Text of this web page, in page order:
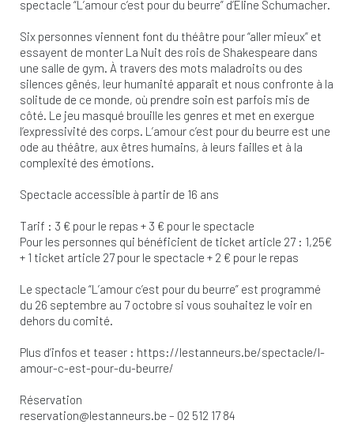
spectacle “L’amour c’est pour du beurre” d’Eline Schumacher.
Six personnes viennent font du théâtre pour “aller mieux” et
essayent de monter La Nuit des rois de Shakespeare dans
une salle de gym. À travers des mots maladroits ou des
silences gênés, leur humanité apparaît et nous confronte à la
solitude de ce monde, où prendre soin est parfois mis de
côté. Le jeu masqué brouille les genres et met en exergue
l’expressivité des corps. L’amour c’est pour du beurre est une
ode au théâtre, aux êtres humains, à leurs failles et à la
complexité des émotions.
Spectacle accessible à partir de 16 ans
Tarif : 3 € pour le repas + 3 € pour le spectacle
Pour les personnes qui bénéficient de ticket article 27 : 1,25€
+ 1 ticket article 27 pour le spectacle + 2 € pour le repas
Le spectacle “L’amour c’est pour du beurre” est programmé
du 26 septembre au 7 octobre si vous souhaitez le voir en
dehors du comité.
Plus d’infos et teaser : https://lestanneurs.be/spectacle/l-
amour-c-est-pour-du-beurre/
Réservation
reservation@lestanneurs.be – 02 512 17 84